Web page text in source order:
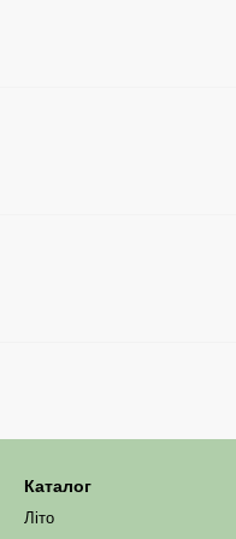
Каталог
Літо